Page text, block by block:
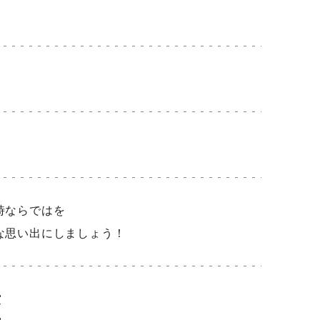
ならではを
い出にしましょう！